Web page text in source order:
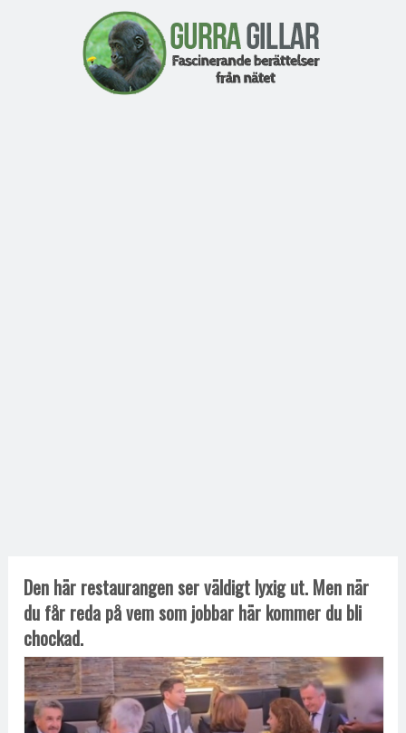
Den här restaurangen ser väldigt lyxig ut. Men när
du får reda på vem som jobbar här kommer du bli
chockad.